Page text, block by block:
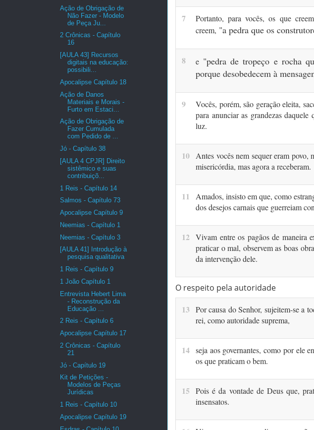
7
Portanto, para vocês, os que
creem, "a pedra que os
8 e "pedra de tropeço e rocha
porque desobedecem à
9
Vocês, porém, são geração eleita,
para anunciar as grandezas
luz.
10 Antes vocês nem sequer eram povo,
misericórdia, mas agora a receberam.
11
Amados, insisto em que, como
dos desejos carnais que guerreiam
12 Vivam entre os pagãos de maneira
praticar o mal, observem as boas
da intervenção dele.
O respeito pela autoridade
13
Por causa do Senhor, sujeitem-se a
rei, como autoridade suprema,
14 seja aos governantes, como por ele
os que praticam o bem.
15
Pois é da vontade de Deus que,
insensatos.
Ação de Obrigação de
Não Fazer - Modelo
de Peça Ju...
2 Crônicas - Capítulo
16
[AULA 43] Recursos
digitais na educação:
possibili...
Apocalipse Capítulo 18
Ação de Danos
Materiais e Morais -
Furto em Estaci...
Ação de Obrigação de
Fazer Cumulada
com Pedido de ...
Jó - Capítulo 38
[AULA 4 CPJR] Direito
sistêmico e suas
contribuiçõ...
1 Reis - Capítulo 14
Salmos - Capítulo 73
Apocalipse Capítulo 9
Neemias - Capítulo 1
Neemias - Capítulo 3
[AULA 41] Introdução à
pesquisa qualitativa
1 Reis - Capítulo 9
1 João Capítulo 1
Entrevista Hebert Lima
- Reconstrução da
Educação ...
2 Reis - Capítulo 6
Apocalipse Capítulo 17
2 Crônicas - Capítulo
21
Jó - Capítulo 19
Kit de Petições -
Modelos de Peças
Jurídicas
1 Reis - Capítulo 10
Apocalipse Capítulo 19